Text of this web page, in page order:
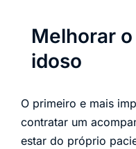
Melhorar
idoso
O primeiro e mais
contratar um
estar do próprio